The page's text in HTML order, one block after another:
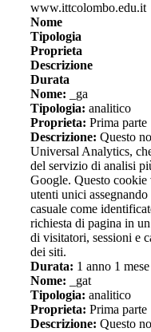
www.ittcolombo.edu.it
Nome
Tipologia
Proprieta
Descrizione
Durata
Nome: _ga
Tipologia: analitico
Proprieta: Prima parte
Descrizione: Questo
Universal Analytics,
del servizio di analisi
Google. Questo
utenti unici
casuale come
richiesta di pagina in
di visitatori, sessioni e
dei siti.
Durata: 1 anno 1 mese
Nome: _gat
Tipologia: analitico
Proprieta: Prima parte
Descrizione: Questo